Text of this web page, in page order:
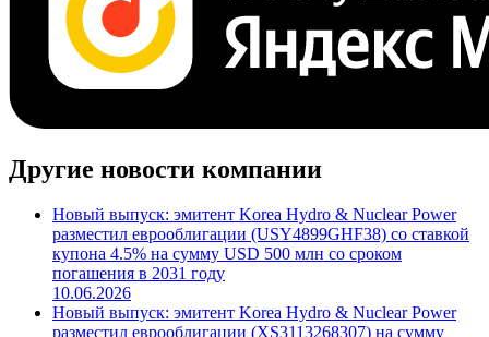
Другие новости компании
Новый выпуск: эмитент Korea Hydro & Nuclear Power
разместил еврооблигации (USY4899GHF38) со ставкой
купона 4.5% на сумму USD 500 млн со сроком
погашения в 2031 году
10.06.2026
Новый выпуск: эмитент Korea Hydro & Nuclear Power
разместил еврооблигации (XS3113268307) на сумму